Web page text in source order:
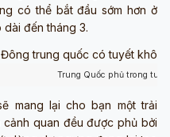
có thể bắt đầu sớm hơn ở
đến tháng 3.
Trung Quốc phủ trong
mang lại cho bạn một trải
cảnh quan đều được phủ bởi